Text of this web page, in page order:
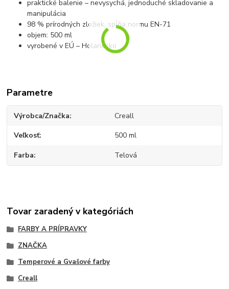
praktické balenie – nevysychá, jednoduché skladovanie a
manipulácia
98 % prírodných zložiek, spĺňa normu EN-71
objem: 500 ml
vyrobené v EÚ – Holandsko
Parametre
Výrobca/Značka Creall
Veľkosť 500 ml
Farba Telová
Tovar zaradený v kategóriách
FARBY A PRÍPRAVKY
ZNAČKA
Temperové a Gvašové farby
Creall